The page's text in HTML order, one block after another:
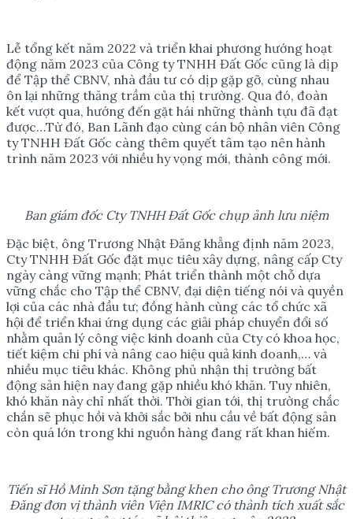
Lễ tổng kết năm 2022 và triển khai phương hướng hoạt
động năm 2023 của Công ty TNHH Đất Gốc cũng là dịp
để Tập thể CBNV, nhà đầu tư có dịp gặp gỡ, cùng nhau
ôn lại những thăng trầm của thị trường. Qua đó, đoàn
kết vượt qua, hướng đến gặt hái những thành tựu đã đạt
được…Từ đó, Ban Lãnh đạo cùng cán bộ nhân viên Công
ty TNHH Đất Gốc càng thêm quyết tâm tạo nên hành
trình năm 2023 với nhiều hy vọng mới, thành công mới.
Ban giám đốc Cty TNHH Đất Gốc chụp ảnh lưu niệm
Đặc biệt, ông Trương Nhật Đăng khẳng định năm 2023,
Cty TNHH Đất Gốc đặt mục tiêu xây dựng, nâng cấp Cty
ngày càng vững mạnh; Phát triển thành một chỗ dựa
vững chắc cho Tập thể CBNV, đại diện tiếng nói và quyền
lợi của các nhà đầu tư; đồng hành cùng các tổ chức xã
hội để triển khai ứng dụng các giải pháp chuyển đổi số
nhằm quản lý công việc kinh doanh của Cty có khoa học,
tiết kiệm chi phí và nâng cao hiệu quả kinh doanh,… và
nhiều mục tiêu khác. Không phủ nhận thị trường bất
động sản hiện nay đang gặp nhiều khó khăn. Tuy nhiên,
khó khăn này chỉ nhất thời. Thời gian tới, thị trường chắc
chắn sẽ phục hồi và khởi sắc bởi nhu cầu về bất động sản
còn quá lớn trong khi nguồn hàng đang rất khan hiếm.
Tiến sĩ Hồ Minh Sơn tặng bằng khen cho ông Trương Nhật
Đăng đơn vị thành viên Viện IMRIC có thành tích xuất sắc